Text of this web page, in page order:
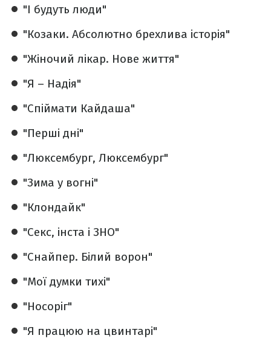
"І будуть люди"
"Козаки. Абсолютно брехлива історія"
"Жіночий лікар. Нове життя"
"Я – Надія"
"Спіймати Кайдаша"
"Перші дні"
"Люксембург, Люксембург"
"Зима у вогні"
"Клондайк"
"Секс, інста і ЗНО"
"Снайпер. Білий ворон"
"Мої думки тихі"
"Носоріг"
"Я працюю на цвинтарі"